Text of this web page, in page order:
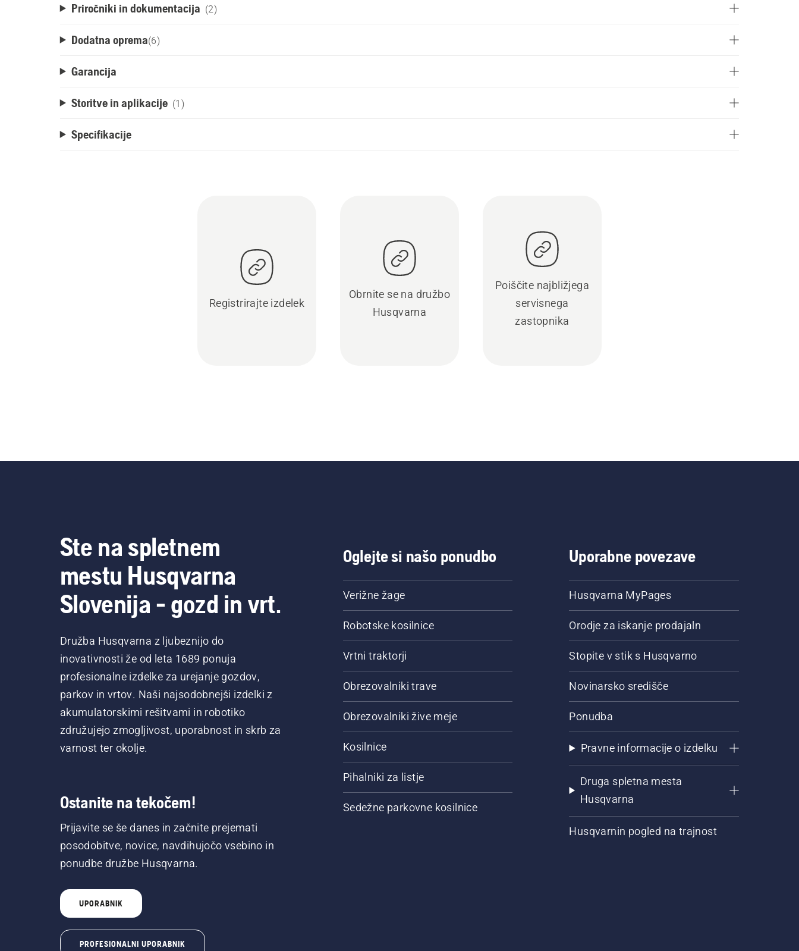
Priročniki in dokumentacija (2)
Dodatna oprema(6)
Garancija
Storitve in aplikacije (1)
Specifikacije
Registrirajte izdelek
Obrnite se na družbo
Husqvarna
Poiščite najbližjega
servisnega
zastopnika
Ste na spletnem
mestu Husqvarna
Slovenija - gozd in vrt.
Družba Husqvarna z ljubeznijo do
inovativnosti že od leta 1689 ponuja
profesionalne izdelke za urejanje gozdov,
parkov in vrtov. Naši najsodobnejši izdelki z
akumulatorskimi rešitvami in robotiko
združujejo zmogljivost, uporabnost in skrb za
varnost ter okolje.
Ostanite na tekočem!
Prijavite se še danes in začnite prejemati
posodobitve, novice, navdihujočo vsebino in
ponudbe družbe Husqvarna.
UPORABNIK
PROFESIONALNI UPORABNIK
Oglejte si našo ponudbo
Verižne žage
Robotske kosilnice
Vrtni traktorji
Obrezovalniki trave
Obrezovalniki žive meje
Kosilnice
Pihalniki za listje
Sedežne parkovne kosilnice
Uporabne povezave
Husqvarna MyPages
Orodje za iskanje prodajaln
Stopite v stik s Husqvarno
Novinarsko središče
Ponudba
Pravne informacije o izdelku
Druga spletna mesta
Husqvarna
Husqvarnin pogled na trajnost